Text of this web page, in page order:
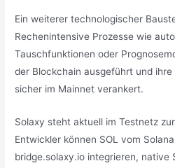
Ein weiterer technologischer
Rechenintensive Prozesse wie
Tauschfunktionen oder
der Blockchain ausgeführt und
sicher im Mainnet verankert.
Solaxy steht aktuell im Testnetz
Entwickler können SOL vom
bridge.solaxy.io integrieren, native